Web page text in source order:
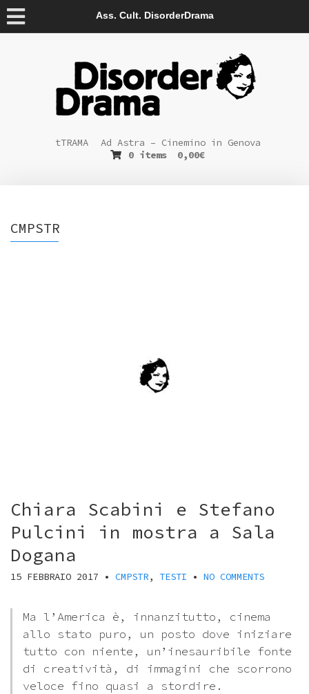
Ass. Cult. DisorderDrama
tTRAMA
Ad Astra – Cinemino in Genova
0 items
0,00€
CMPSTR
Chiara Scabini e Stefano
Pulcini in mostra a Sala
Dogana
15 FEBBRAIO 2017 • CMPSTR, TESTI • NO COMMENTS
Ma l’America è, innanzitutto, cinema
allo stato puro, un posto dove iniziare
tutto con niente, un’inesauribile fonte
di creatività, di immagini che scorrono
veloce fino quasi a stordire.